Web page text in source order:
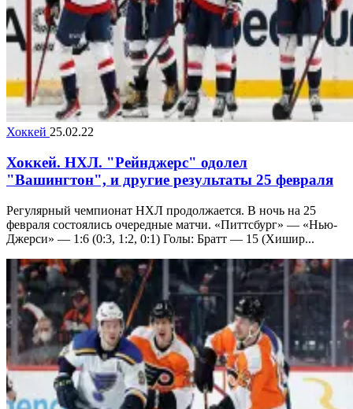
Хоккей 25.02.22
Хоккей. НХЛ. "Рейнджерс" одолел
"Вашингтон", и другие результаты 25 февраля
Регулярный чемпионат НХЛ продолжается. В ночь на 25
февраля состоялись очередные матчи. «Питтсбург» — «Нью-
Джерси» — 1:6 (0:3, 1:2, 0:1) Голы: Братт — 15 (Хишир...